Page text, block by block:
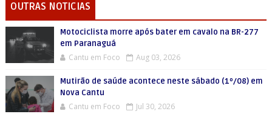
OUTRAS NOTICIAS
Motociclista morre após bater em cavalo na BR-277
em Paranaguá
Cantu em Foco Aug 03, 2026
Mutirão de saúde acontece neste sábado (1º/08) em
Nova Cantu
Cantu em Foco Jul 30, 2026